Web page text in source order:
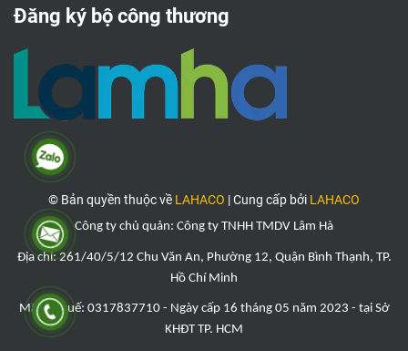
Đăng ký bộ công thương
© Bản quyền thuộc về LAHACO |Cung cấp bởi LAHACO
Công ty chủ quản: Công ty TNHH TMDV Lâm Hà
Địa chỉ: 261/40/5/12 Chu Văn An, Phường 12, Quận Bình Thạnh, TP.
Hồ Chí Minh
Mã số thuế: 0317837710 - Ngày cấp 16 tháng 05 năm 2023 - tại Sở
KHĐT TP. HCM